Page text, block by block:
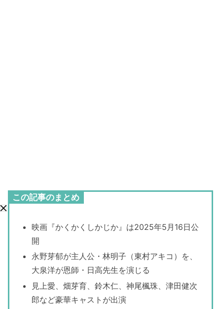
この記事のまとめ
映画『かくかくしかじか』は2025年5月16日公
開
永野芽郁が主人公・林明子（東村アキコ）を、
大泉洋が恩師・日高先生を演じる
見上愛、畑芽育、鈴木仁、神尾楓珠、津田健次
郎など豪華キャストが出演